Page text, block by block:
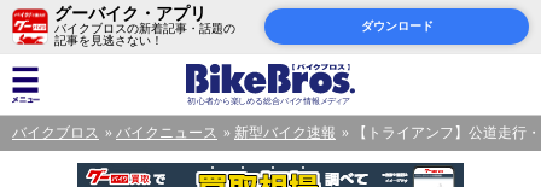
グーバイク・アプリ
バイクブロスの新着記事・話題の
記事を見逃さない！
ダウンロード
バイクブロス バイクニュース 新型バイク速報 【トライアンフ】公道走行